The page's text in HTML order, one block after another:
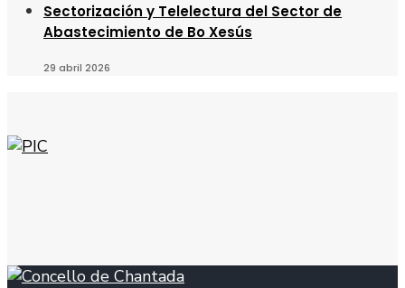
Sectorización y Telelectura del Sector de
Abastecimiento de Bo Xesús
29 abril 2026